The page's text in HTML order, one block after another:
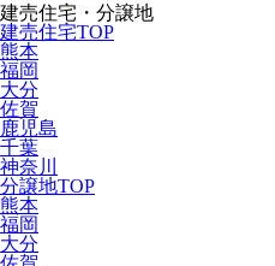
建売住宅・分譲地
建売住宅TOP
熊本
福岡
大分
佐賀
鹿児島
千葉
神奈川
分譲地TOP
熊本
福岡
大分